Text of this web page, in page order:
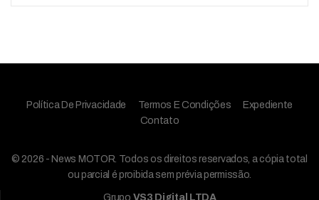
Política De Privacidade Termos E Condições
Expediente
Contato
© 2026 - News MOTOR. Todos os direitos reservados, a cópia total
ou parcial é proibida sem prévia permissão.
Grupo VS3 Digital LTDA